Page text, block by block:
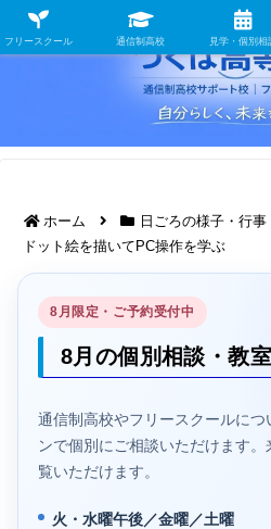
ホーム 日ごろの様子・行事
ドット絵を描いてPC操作を学ぶ
8月限定・ご予約受付中
8月の個別相談・教
通信制高校やフリースクールに
ンで個別にご相談いただけます
覧いただけます。
火・水曜午後／金曜／土曜
フリースクール 通信制高校 見学・個別相